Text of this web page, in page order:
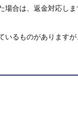
合は、返金対応しま
いるものがあります